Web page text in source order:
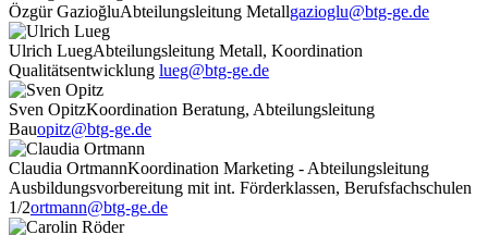
Özgür GazioğluAbteilungsleitung Metallgazioglu@btg-ge.de
Ulrich LuegAbteilungsleitung Metall, Koordination
Qualitätsentwicklung lueg@btg-ge.de
Sven OpitzKoordination Beratung, Abteilungsleitung
Bauopitz@btg-ge.de
Claudia OrtmannKoordination Marketing - Abteilungsleitung
Ausbildungsvorbereitung mit int. Förderklassen, Berufsfachschulen
1/2ortmann@btg-ge.de